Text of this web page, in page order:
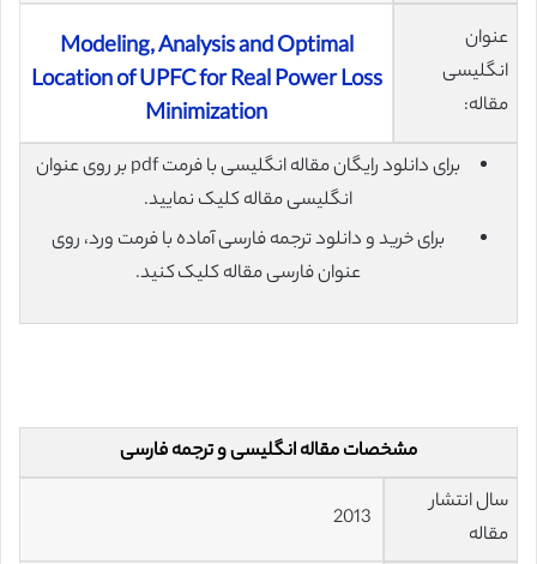
عنوان
انگلیسی
مقاله:
Modeling, Analysis and Optimal
Location of UPFC for Real Power Loss
Minimization
برای دانلود رایگان مقاله انگلیسی با فرمت pdf بر روی عنوان
انگلیسی مقاله کلیک نمایید.
برای خرید و دانلود ترجمه فارسی آماده با فرمت ورد، روی
عنوان فارسی مقاله کلیک کنید.
مشخصات مقاله انگلیسی و ترجمه فارسی
سال انتشار
مقاله